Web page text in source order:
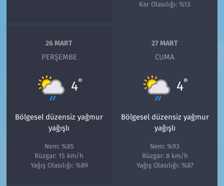
Kar Olasılığı: %13
26 MART
PERŞEMBE
4°
Bölgesel düzensiz yağmur
yağışlı
Nem: %85
Rüzgar: 15 km/h
Yağış Olasılığı: %89
27 MART
CUMA
4°
Bölgesel düzensiz yağmur
yağışlı
Nem: %93
Rüzgar: 8 km/h
Yağış Olasılığı: %87